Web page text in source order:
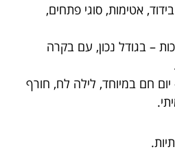
אטימות, סוגי פתחים,
– בגודל נכון, עם בקרה
חם במיוחד, לילה לח, חורף